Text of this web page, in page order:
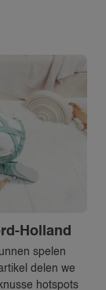
VRAGEN &
Holland
spelen
delen we
hotspots